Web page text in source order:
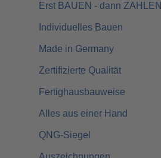
Erst BAUEN - dann ZAHLEN
Individuelles Bauen
Made in Germany
Zertifizierte Qualität
Fertighausbauweise
Alles aus einer Hand
QNG-Siegel